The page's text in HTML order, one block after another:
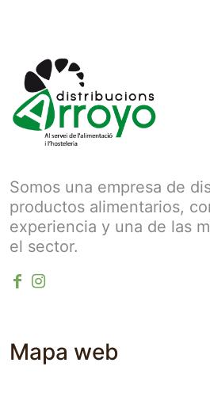
Somos una empresa de
productos alimentarios,
experiencia y una de las
el sector.
Mapa web